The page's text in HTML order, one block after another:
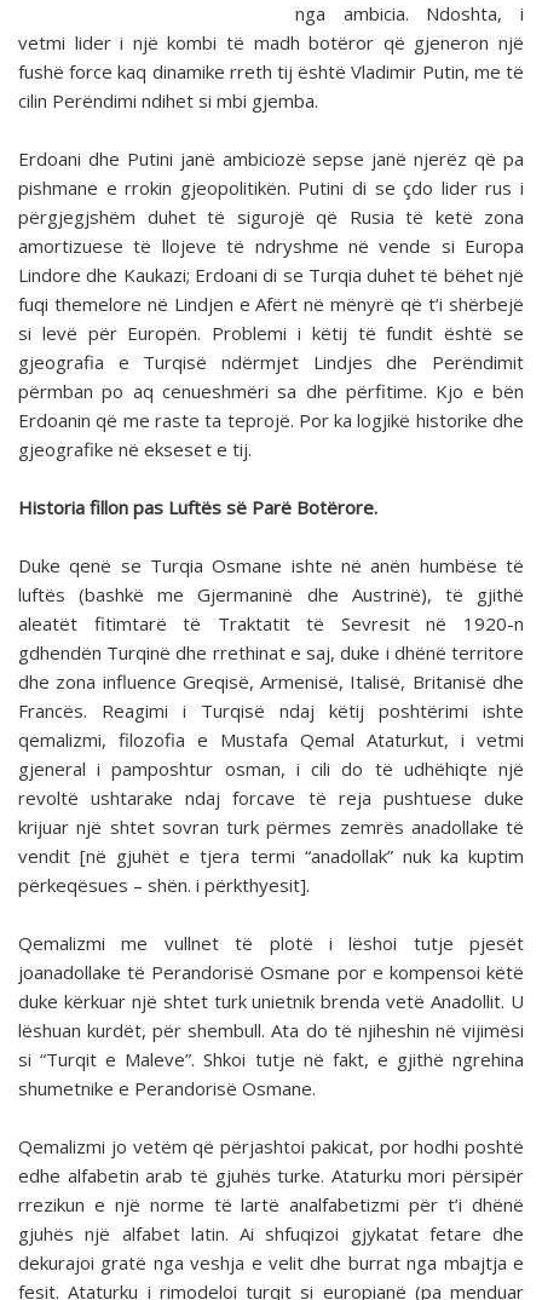
nga ambicia. Ndoshta, i
vetmi lider i një kombi të madh botëror që gjeneron një
fushë force kaq dinamike rreth tij është Vladimir Putin, me të
cilin Perëndimi ndihet si mbi gjemba.
Erdoani dhe Putini janë ambiciozë sepse janë njerëz që pa
pishmane e rrokin gjeopolitikën. Putini di se çdo lider rus i
përgjegjshëm duhet të sigurojë që Rusia të ketë zona
amortizuese të llojeve të ndryshme në vende si Europa
Lindore dhe Kaukazi; Erdoani di se Turqia duhet të bëhet një
fuqi themelore në Lindjen e Afërt në mënyrë që t’i shërbejë
si levë për Europën. Problemi i këtij të fundit është se
gjeografia e Turqisë ndërmjet Lindjes dhe Perëndimit
përmban po aq cenueshmëri sa dhe përfitime. Kjo e bën
Erdoanin që me raste ta teprojë. Por ka logjikë historike dhe
gjeografike në ekseset e tij.
Historia fillon pas Luftës së Parë Botërore.
Duke qenë se Turqia Osmane ishte në anën humbëse të
luftës (bashkë me Gjermaninë dhe Austrinë), të gjithë
aleatët fitimtarë të Traktatit të Sevresit në 1920-n
gdhendën Turqinë dhe rrethinat e saj, duke i dhënë territore
dhe zona influence Greqisë, Armenisë, Italisë, Britanisë dhe
Francës. Reagimi i Turqisë ndaj këtij poshtërimi ishte
qemalizmi, filozofia e Mustafa Qemal Ataturkut, i vetmi
gjeneral i pamposhtur osman, i cili do të udhëhiqte një
revoltë ushtarake ndaj forcave të reja pushtuese duke
krijuar një shtet sovran turk përmes zemrës anadollake të
vendit [në gjuhët e tjera termi “anadollak” nuk ka kuptim
përkeqësues – shën. i përkthyesit].
Qemalizmi me vullnet të plotë i lëshoi tutje pjesët
joanadollake të Perandorisë Osmane por e kompensoi këtë
duke kërkuar një shtet turk unietnik brenda vetë Anadollit. U
lëshuan kurdët, për shembull. Ata do të njiheshin në vijimësi
si “Turqit e Maleve”. Shkoi tutje në fakt, e gjithë ngrehina
shumetnike e Perandorisë Osmane.
Qemalizmi jo vetëm që përjashtoi pakicat, por hodhi poshtë
edhe alfabetin arab të gjuhës turke. Ataturku mori përsipër
rrezikun e një norme të lartë analfabetizmi për t’i dhënë
gjuhës një alfabet latin. Ai shfuqizoi gjykatat fetare dhe
dekurajoi gratë nga veshja e velit dhe burrat nga mbajtja e
fesit. Ataturku i rimodeloi turqit si europianë (pa menduar